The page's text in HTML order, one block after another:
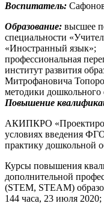
Воспитатель:
Образование: высшее
специальности
«Иностранный язык»;
профессиональная
институт развития
Митрофановича
методики дошкольного
Повышение
АКИПКРО
условиях введения
практику дошкольной
Курсы повышения
дополнительной
(STEM, STEAM)
144 часа, 23 июля 2020;